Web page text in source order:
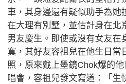
車，其身邊還有疑似助手為她
在大理有別墅，並估計身在北
男友慶生。即使或沒有女友在
寞，其好友容祖兒在他生日當
照，原來戴上墨鏡Chok爆的
唱會，容祖兒發文寫道：「生